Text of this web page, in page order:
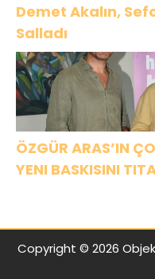
Demet Akalın,
Salladı
ÖZGÜR ARAS’IN
YENI BASKISINI
Copyright © 2026